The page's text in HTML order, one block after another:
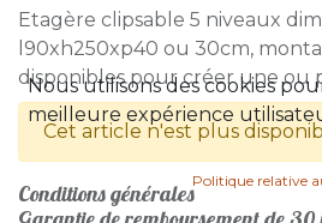
Etagère clipsable 5 niveaux
l90xh250xp40 ou 30cm,
disponibles pour créer une ou
Cet article n'est plus
Conditions générales
Nous utilisons des cookies
meilleure expérience
Politique relative